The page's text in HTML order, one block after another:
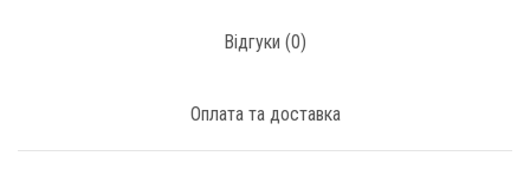
Відгуки (0)
Оплата та доставка